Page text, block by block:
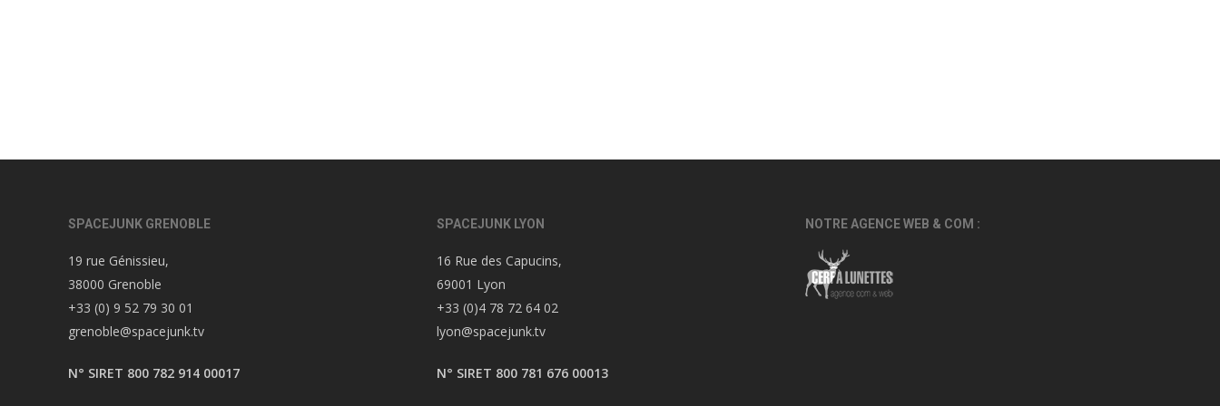
SPACEJUNK GRENOBLE
19 rue Génissieu,
38000 Grenoble
+33 (0) 9 52 79 30 01
grenoble@spacejunk.tv
N° SIRET 800 782 914 00017
SPACEJUNK LYON
16 Rue des Capucins,
69001 Lyon
+33 (0)4 78 72 64 02
lyon@spacejunk.tv
N° SIRET 800 781 676 00013
NOTRE AGENCE WEB & COM :